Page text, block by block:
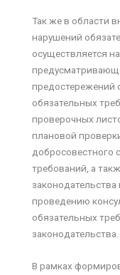
Так же в области
нарушений
осуществляется
предостережений
обязательных
проверочных
плановой
добросовестного
требований, а
проведению
обязательных
законодательства.
В рамках